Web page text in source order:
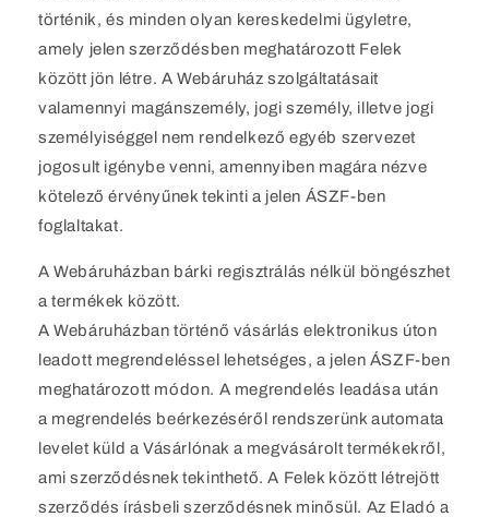
történik, és minden olyan kereskedelmi ügyletre,
amely jelen szerződésben meghatározott Felek
között jön létre. A Webáruház szolgáltatásait
valamennyi magánszemély, jogi személy, illetve jogi
személyiséggel nem rendelkező egyéb szervezet
jogosult igénybe venni, amennyiben magára nézve
kötelező érvényűnek tekinti a jelen ÁSZF-ben
foglaltakat.
A Webáruházban bárki regisztrálás nélkül böngészhet
a termékek között.
A Webáruházban történő vásárlás elektronikus úton
leadott megrendeléssel lehetséges, a jelen ÁSZF-ben
meghatározott módon. A megrendelés leadása után
a megrendelés beérkezéséről rendszerünk automata
levelet küld a Vásárlónak a megvásárolt termékekről,
ami szerződésnek tekinthető. A Felek között létrejött
szerződés írásbeli szerződésnek minősül. Az Eladó a